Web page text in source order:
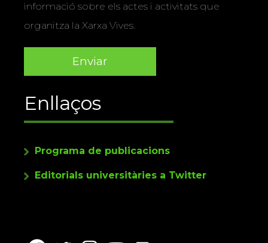
informació sobre els actes i activitats que
organitza la Xarxa Vives.
Enllaços
Programa de publicacions
Editorials universitàries a Twitter